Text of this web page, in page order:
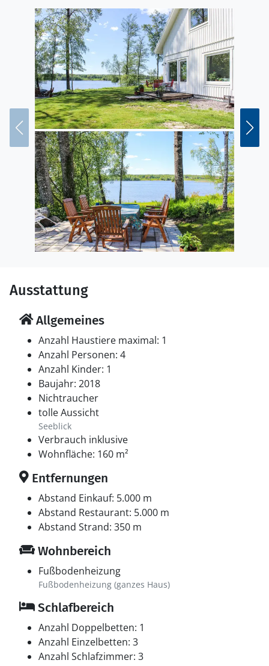
Bademöglichkeit vom Steg.
Sie wohnen in der Nähe des Naturschutzgebietes
Kilsbergen mit vielen Wanderwegen. Die Stadt Örebro
bietet Einkaufsmöglichkeiten, Restaurants und
Unterhaltung. Schloss Örebro ist ebenfalls eine
sehenswerte Attraktion. Der Wasserpark von
Gustavsvik ist nur etwa 20 Minuten vom Haus entfernt.
Genießen Sie Ihren Aufenthalt in
diesem einladenden Ferienhaus.
Ausstattung
Allgemeines
Anzahl Haustiere maximal: 1
Anzahl Personen: 4
Anzahl Kinder: 1
Baujahr: 2018
Nichtraucher
tolle Aussicht
Seeblick
Verbrauch inklusive
Wohnfläche: 160 m²
Entfernungen
Abstand Einkauf: 5.000 m
Abstand Restaurant: 5.000 m
Abstand Strand: 350 m
Wohnbereich
Fußbodenheizung
Fußbodenheizung (ganzes Haus)
Schlafbereich
Anzahl Doppelbetten: 1
Anzahl Einzelbetten: 3
Anzahl Schlafzimmer: 3